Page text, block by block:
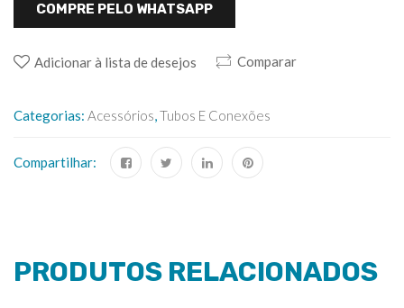
COMPRE PELO WHATSAPP
Adicionar à lista de desejos Comparar
Categorias: Acessórios,Tubos E Conexões
Compartilhar:
PRODUTOS RELACIONADOS